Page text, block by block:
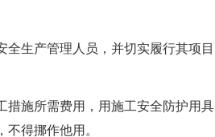
生产管理人员，并切实履行其项目
施所需费用，用施工安全防护用具
得挪作他用。